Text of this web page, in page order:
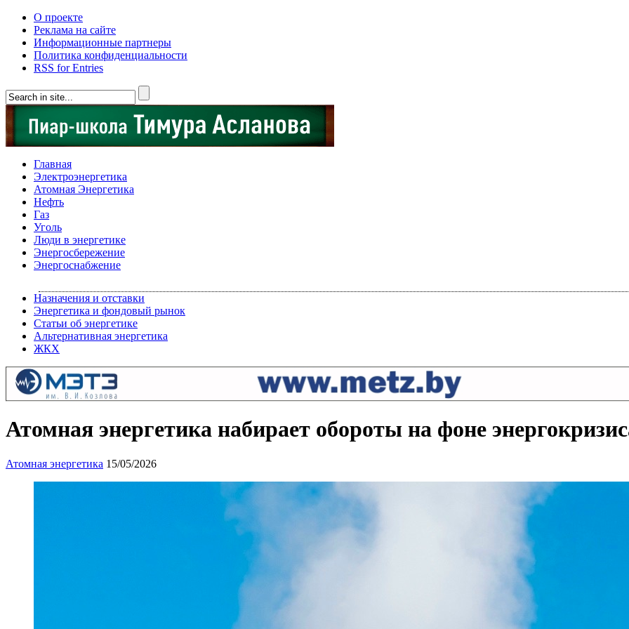
О проекте
Реклама на сайте
Информационные партнеры
Политика конфиденциальности
RSS for Entries
Главная
Электроэнергетика
Атомная Энергетика
Нефть
Газ
Уголь
Люди в энергетике
Энергосбережение
Энергоснабжение
Назначения и отставки
Энергетика и фондовый рынок
Статьи об энергетике
Альтернативная энергетика
ЖКХ
Атомная энергетика набирает обороты на фоне
Атомная энергетика 15/05/2026